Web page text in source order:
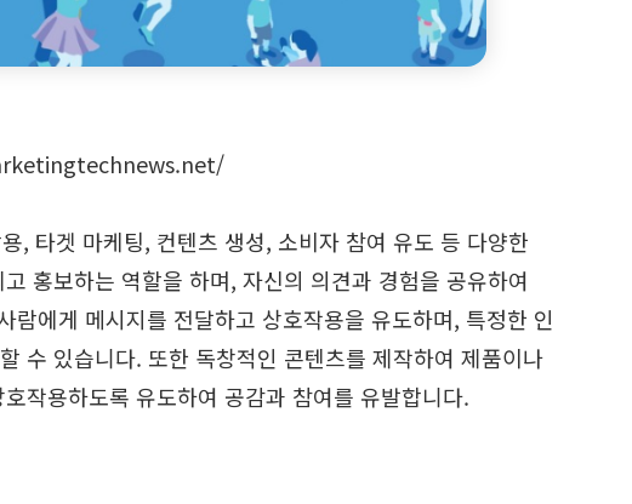
, 타겟 마케팅, 컨텐츠 생성, 소비자 참여 유도 등 다양한
홍보하는 역할을 하며, 자신의 의견과 경험을 공유하여
에게 메시지를 전달하고 상호작용을 유도하며, 특정한 인
수 있습니다. 또한 독창적인 콘텐츠를 제작하여 제품이나
작용하도록 유도하여 공감과 참여를 유발합니다.